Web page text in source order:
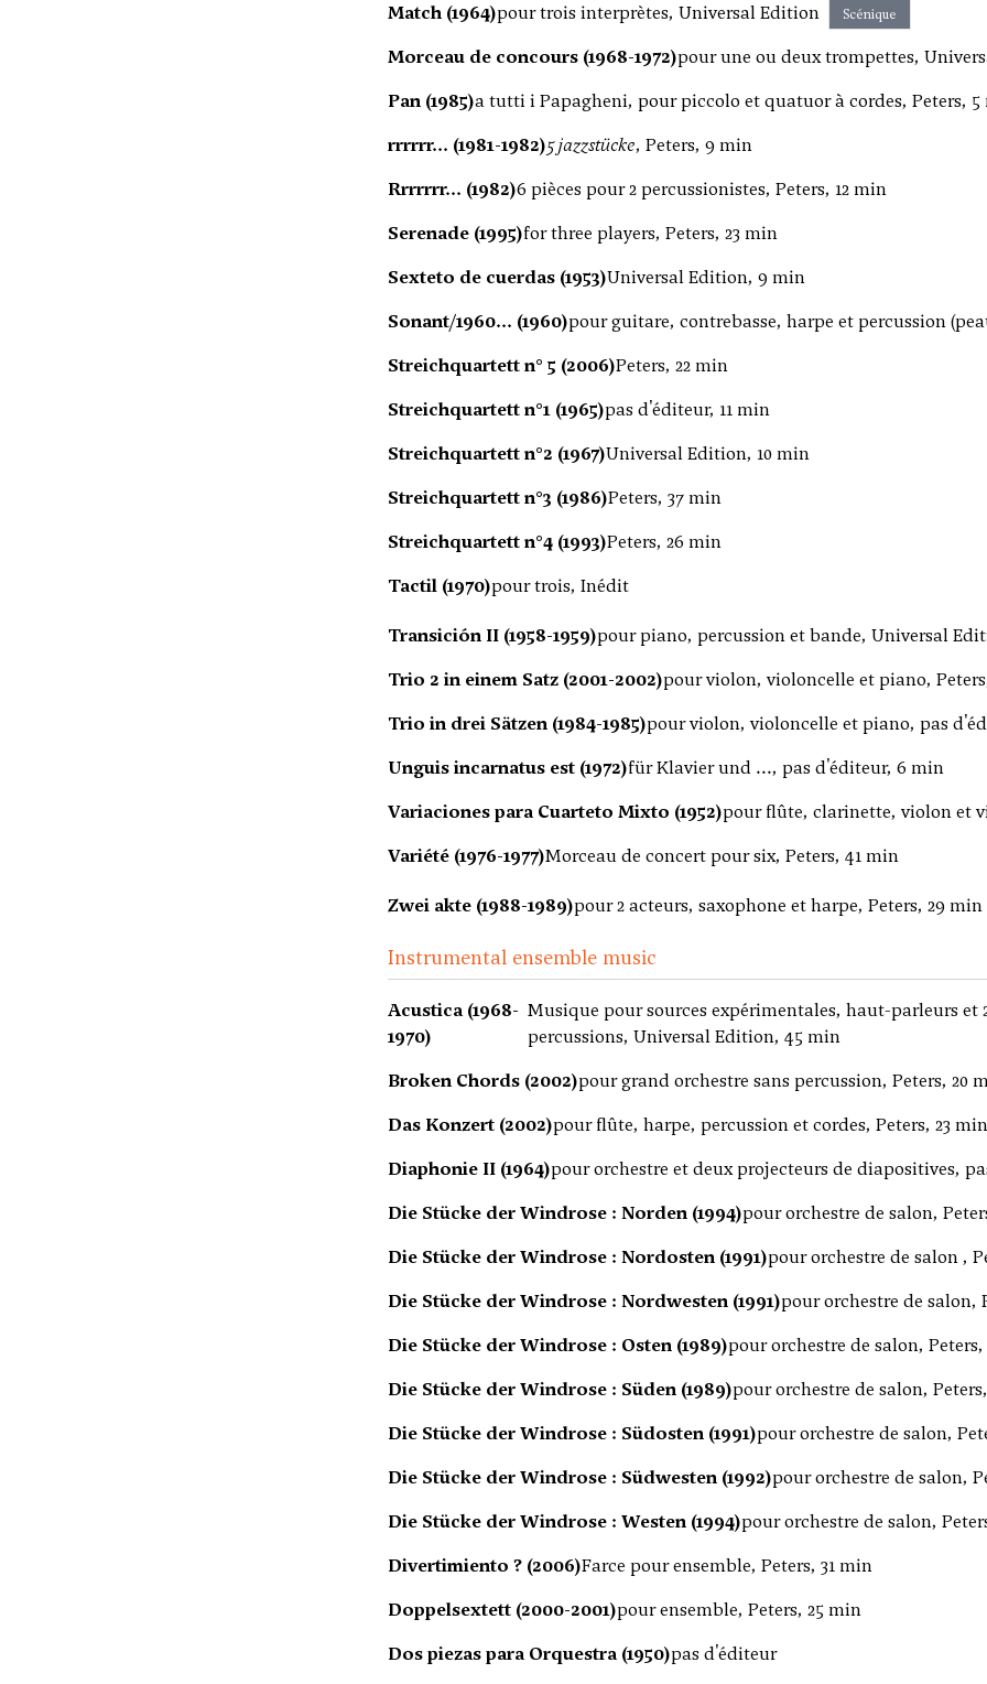
Match (1964)pour trois interprètes, Universal Edition Scénique
Morceau de concours (1968-1972)pour une ou deux trompettes,
Pan (1985)a tutti i Papagheni, pour piccolo et quatuor à cordes, Peters,
rrrrrr... (1981-1982)5 jazzstücke, Peters, 9 min
Rrrrrrr... (1982)6 pièces pour 2 percussionistes, Peters, 12 min
Serenade (1995)for three players, Peters, 23 min
Sexteto de cuerdas (1953)Universal Edition, 9 min
Sonant/1960... (1960)pour guitare, contrebasse, harpe et percussion
Streichquartett n° 5 (2006)Peters, 22 min
Streichquartett n°1 (1965)pas d'éditeur, 11 min
Streichquartett n°2 (1967)Universal Edition, 10 min
Streichquartett n°3 (1986)Peters, 37 min
Streichquartett n°4 (1993)Peters, 26 min
Tactil (1970)pour trois, Inédit
Transición II (1958-1959)pour piano, percussion et bande, Universal
Trio 2 in einem Satz (2001-2002)pour violon, violoncelle et piano,
Trio in drei Sätzen (1984-1985)pour violon, violoncelle et piano, pas
Unguis incarnatus est (1972)für Klavier und ..., pas d'éditeur, 6 min
Variaciones para Cuarteto Mixto (1952)pour flûte, clarinette, violon et
Variété (1976-1977)Morceau de concert pour six, Peters, 41 min
Zwei akte (1988-1989)pour 2 acteurs, saxophone et harpe, Peters, 29 min
Instrumental ensemble music
Acustica (1968-
1970)
Musique pour sources expérimentales, haut-parleurs et
percussions, Universal Edition, 45 min
Broken Chords (2002)pour grand orchestre sans percussion, Peters, 20
Das Konzert (2002)pour flûte, harpe, percussion et cordes, Peters, 23 min
Diaphonie II (1964)pour orchestre et deux projecteurs de diapositives,
Die Stücke der Windrose : Norden (1994)pour orchestre de salon,
Die Stücke der Windrose : Nordosten (1991)pour orchestre de salon ,
Die Stücke der Windrose : Nordwesten (1991)pour orchestre de salon,
Die Stücke der Windrose : Osten (1989)pour orchestre de salon,
Die Stücke der Windrose : Süden (1989)pour orchestre de salon,
Die Stücke der Windrose : Südosten (1991)pour orchestre de salon,
Die Stücke der Windrose : Südwesten (1992)pour orchestre de salon,
Die Stücke der Windrose : Westen (1994)pour orchestre de salon,
Divertimiento ? (2006)Farce pour ensemble, Peters, 31 min
Doppelsextett (2000-2001)pour ensemble, Peters, 25 min
Dos piezas para Orquestra (1950)pas d'éditeur